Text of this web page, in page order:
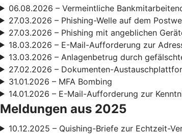
06.08.2026 – Vermeintliche
27.03.2026 – Phishing-Welle auf dem
27.03.2026 – Phishing mit angeblichen
18.03.2026 – E-Mail-Aufforderung zur
13.03.2026 – Anlagenbetrug durch
27.02.2026 – Dokumenten-
31.01.2026 – MFA Bombing
14.01.2026 – E-Mail-Aufforderung zur
Meldungen aus 2025
10.12.2025 – Quishing-Briefe zur Echtzeit-